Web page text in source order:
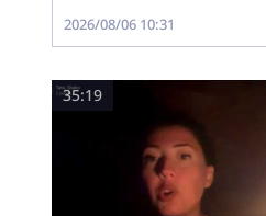
2026/08/06 10:31
35:19